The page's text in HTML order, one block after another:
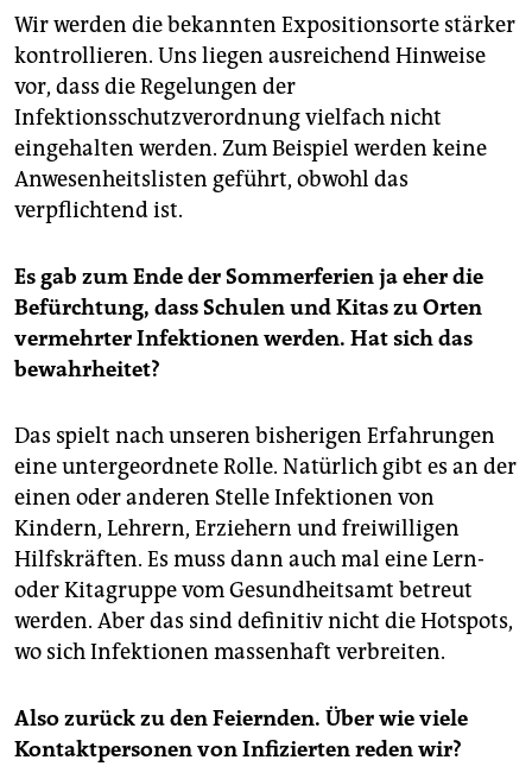
Wir werden die bekannten Expositionsorte stärker
kontrollieren. Uns liegen ausreichend Hinweise
vor, dass die Regelungen der
Infektionsschutzverordnung vielfach nicht
eingehalten werden. Zum Beispiel werden keine
Anwesenheitslisten geführt, obwohl das
verpflichtend ist.
Es gab zum Ende der Sommerferien ja eher die
Befürchtung, dass Schulen und Kitas zu Orten
vermehrter Infek­tionen werden. Hat sich das
bewahrheitet?
Das spielt nach unseren bisherigen Erfahrungen
eine untergeordnete Rolle. Natürlich gibt es an der
einen oder anderen Stelle Infektionen von
Kindern, Lehrern, Erziehern und freiwilligen
Hilfskräften. Es muss dann auch mal eine Lern-
oder Kitagruppe vom Gesundheitsamt betreut
werden. Aber das sind definitiv nicht die Hotspots,
wo sich Infektionen massenhaft verbreiten.
Also zurück zu den Feiernden. Über wie viele
Kontaktpersonen von Infizierten reden wir?